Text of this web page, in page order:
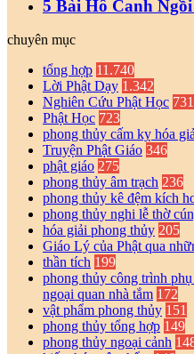
5 Bài Hô Canh
chuyên mục
tổng hợp 11.740
Lời Phật Dạy 1.342
Nghiên Cứu Phật Học 731
Phật Học 723
phong thủy cấm kỵ hóa
Truyện Phật Giáo 346
phật giáo 275
phong thủy âm trạch 236
phong thủy kê đệm kích
phong thủy nghi lễ thờ
hóa giải phong thủy 205
Giáo Lý của Phật qua
thần tích 199
phong thủy công trình
ngoại quan nhà tắm 172
vật phẩm phong thủy 151
phong thủy tổng hợp 149
phong thủy ngoại cảnh